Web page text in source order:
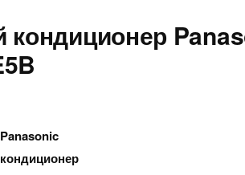
кондиционер
Panasonic